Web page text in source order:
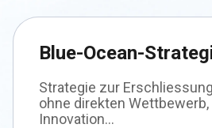
Blue-Ocean-
Strategie zur
ohne direkten
Innovation...